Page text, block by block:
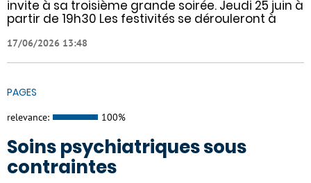
invite à sa troisième grande soirée. Jeudi 25 juin à
partir de 19h30 Les festivités se dérouleront à
17/06/2026 13:48
PAGES
relevance: 100%
Soins psychiatriques sous
contraintes